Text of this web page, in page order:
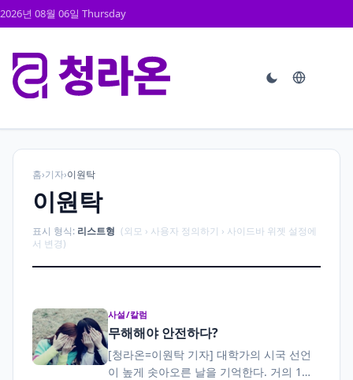
2026년 08월 06일 Thursday
홈›기자›이원탁
이원탁
표시 형식: 리스트형 (외모 › 사용자 정의하기 › 사이드바 위젯 설정에
서 변경)
사설/칼럼
무해해야 안전하다?
[청라온=이원탁 기자] 대학가의 시국 선언
이 높게 솟아오른 날을 기억한다. 거의 1년